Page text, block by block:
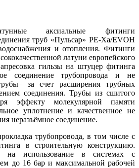
аксиальные фитинги
труб «Пульсар» PE-Xa/EVOH
и отопления. Фитинги
латуни европейского
гильзы на штуцер фитинга
соединение трубопровода и не
за счет расширения трубных
соединения. Трубы из сшитого
эффекту молекулярной памяти
уплотнение и качественное не
неразъёмное соединение.
трубопровода, в том числе с
в строительную конструкцию.
на использование в системах с
до 16 бар и максимальной рабочей